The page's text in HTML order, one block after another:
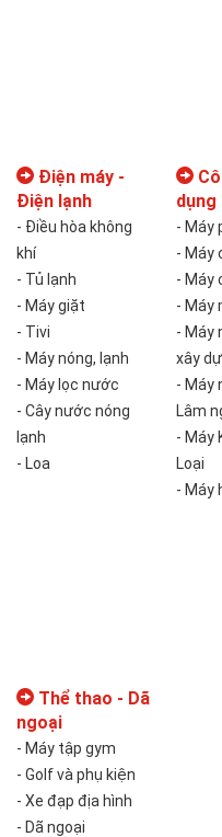
Điện máy -
Điện lạnh
- Điều hòa không
khí
- Tủ lạnh
- Máy giặt
- Tivi
- Máy nóng, lạnh
- Máy lọc nước
- Cây nước nóng
lạnh
- Loa
dụng
- Máy
- Máy
- Máy
- Máy
- Máy
xây
- Máy
Lâm
- Máy
Loại
- Máy
Thể thao - Dã
ngoại
- Máy tập gym
- Golf và phụ kiện
- Xe đạp địa hình
- Dã ngoại